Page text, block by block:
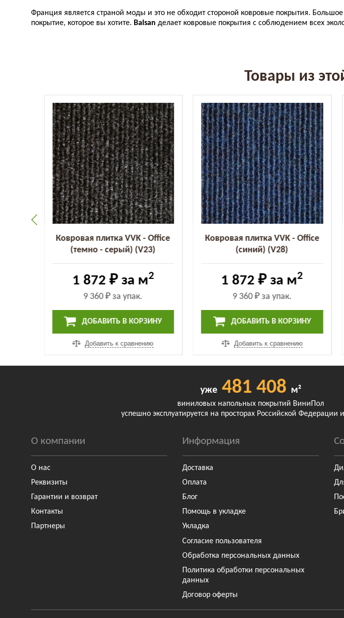
Франция является страной моды и это не обходит стороной ковровые покрытия.
покрытие, которое вы хотите. Balsan делает ковровые покрытия с соблюдением всех
Товары из
Ковровая плитка VVK - Office
(темно - серый) (V23)
1 872 ₽за м2
9 360 ₽за упак.
ДОБАВИТЬ В КОРЗИНУ
Добавить к сравнению
Ковровая плитка VVK - Office
(синий) (V28)
1 872 ₽за м2
9 360 ₽за упак.
ДОБАВИТЬ В КОРЗИНУ
Добавить к сравнению
уже481 408 м²
виниловых напольных покрытий ВиниПол
успешно эксплуатируется на просторах Российской Федерации
О компании
О нас
Реквизиты
Гарантии и возврат
Контакты
Партнеры
Информация
Доставка
Оплата
Блог
Помощь в укладке
Укладка
Согласие пользователя
Обработка персональных данных
Политика обработки персональных
данных
Договор оферты